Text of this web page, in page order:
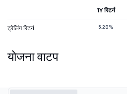
1Y रिटर्न
ट्रेलिंग रिटर्न 5.28%
योजना वाटप